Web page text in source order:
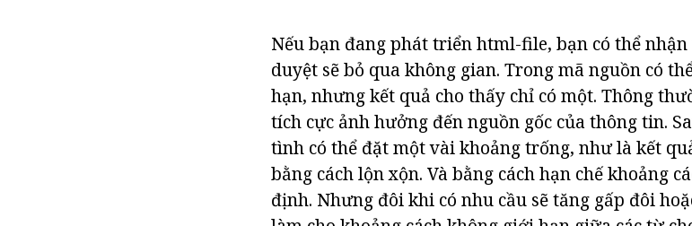
Nếu bạn đang phát triển html-file, bạn có thể
duyệt sẽ bỏ qua không gian. Trong mã nguồn có
hạn, nhưng kết quả cho thấy chỉ có một. Thông
tích cực ảnh hưởng đến nguồn gốc của thông tin.
tình có thể đặt một vài khoảng trống, như là kết
bằng cách lộn xộn. Và bằng cách hạn chế khoảng
định. Nhưng đôi khi có nhu cầu sẽ tăng gấp đôi